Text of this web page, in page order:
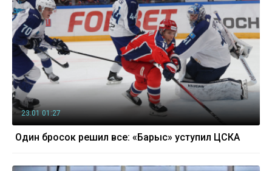
23.01 01:27
Один бросок решил все: «Барыс» уступил ЦСКА